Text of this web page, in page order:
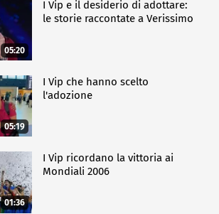
05:20
I Vip e il desiderio di adottare:
le storie raccontate a Verissimo
05:19
I Vip che hanno scelto
l'adozione
01:36
I Vip ricordano la vittoria ai
Mondiali 2006